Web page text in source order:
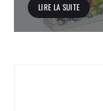
LIRE LA SUITE